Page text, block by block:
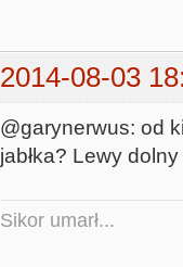
2014-08-03
@garynerwus: od
jabłka? Lewy
Sikor umarł...